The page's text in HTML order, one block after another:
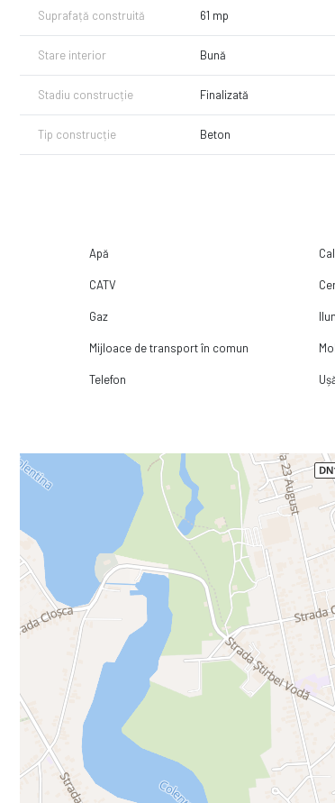
Suprafață construită 61 mp
Stare interior Bună
Stadiu construcție Finalizată
Tip construcție Beton
Apă
CATV
Gaz
Mijloace de transport în comun
Telefon